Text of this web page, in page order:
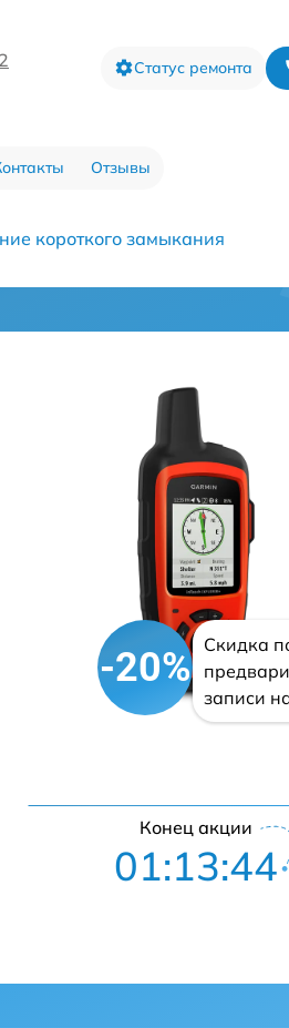
Статус ремонта
Отзывы
короткого замыкания
-20%
Скидка
записи
Конец акции
01:13:43